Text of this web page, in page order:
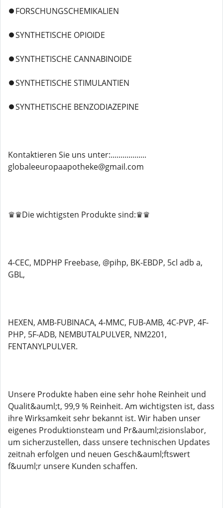
⏺️FORSCHUNGSCHEMIKALIEN
⏺️SYNTHETISCHE OPIOIDE
⏺️SYNTHETISCHE CANNABINOIDE
⏺️SYNTHETISCHE STIMULANTIEN
⏺️SYNTHETISCHE BENZODIAZEPINE
Kontaktieren Sie uns unter:..................
globaleeuropaapotheke@gmail.com
♛♛Die wichtigsten Produkte sind:♛♛
4-CEC, MDPHP Freebase, @pihp, BK-EBDP, 5cl adb a,
GBL,
HEXEN, AMB-FUBINACA, 4-MMC, FUB-AMB, 4C-PVP, 4F-
PHP, 5F-ADB, NEMBUTALPULVER, NM2201,
FENTANYLPULVER.
Unsere Produkte haben eine sehr hohe Reinheit und
Qualit&auml;t, 99,9 % Reinheit. Am wichtigsten ist, dass
ihre Wirksamkeit sehr bekannt ist. Wir haben unser
eigenes Produktionsteam und Pr&auml;zisionslabor,
um sicherzustellen, dass unsere technischen Updates
zeitnah erfolgen und neuen Gesch&auml;ftswert
f&uuml;r unsere Kunden schaffen.